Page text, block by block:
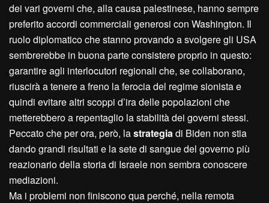
dei vari governi che, alla causa palestinese, hanno sempre
preferito accordi commerciali generosi con Washington. Il
ruolo diplomatico che stanno provando a svolgere gli USA
sembrerebbe in buona parte consistere proprio in questo:
garantire agli interlocutori regionali che, se collaborano,
riuscirà a tenere a freno la ferocia del regime sionista e
quindi evitare altri scoppi d’ira delle popolazioni che
metterebbero a repentaglio la stabilità dei governi stessi.
Peccato che per ora, però, lastrategiadi Biden non stia
dando grandi risultati e la sete di sangue del governo più
reazionario della storia di Israele non sembra conoscere
mediazioni.
Ma i problemi non finiscono qua perché, nella remota